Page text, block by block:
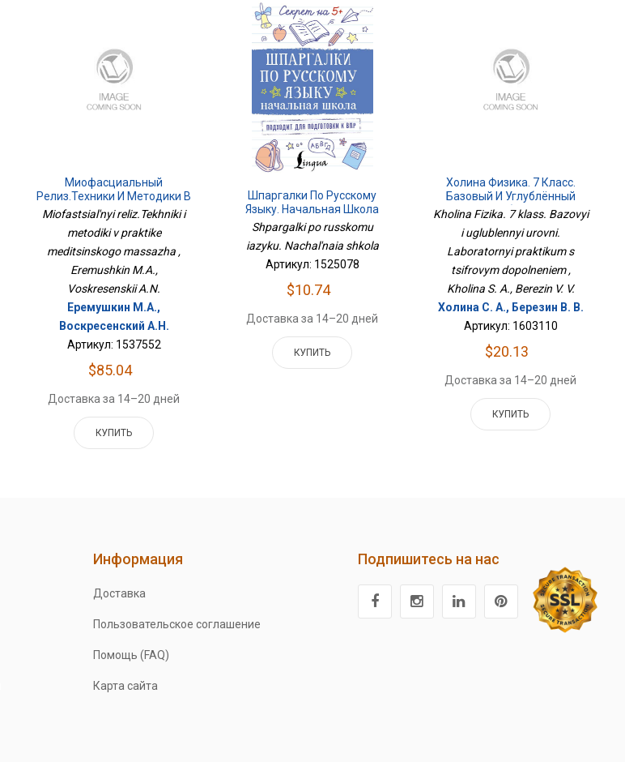
Миофасциальный
Релиз.Техники И Методики В
Практике Медицинского
Массажа
Miofastsial'nyi reliz.Tekhniki i
metodiki v praktike
meditsinskogo massazha ,
Eremushkin M.A.,
Voskresenskii A.N.
Еремушкин М.А.,
Воскресенский А.Н.
Артикул: 1537552
$85.04
Доставка за 14–20 дней
КУПИТЬ
Шпаргалки По Русскому
Языку. Начальная Школа
Shpargalki po russkomu
iazyku. Nachal'naia shkola
Артикул: 1525078
$10.74
Доставка за 14–20 дней
КУПИТЬ
Холина Физика. 7 Класс.
Базовый И Углублённый
Уровни. Лабораторный
Дополнением
Kholina Fizika. 7 klass. Bazovyi
i uglublennyi urovni.
Laboratornyi praktikum s
tsifrovym dopolneniem ,
Kholina S. A., Berezin V. V.
Холина С. А., Березин В. В.
Артикул: 1603110
$20.13
Доставка за 14–20 дней
КУПИТЬ
Информация
Доставка
Пользовательское соглашение
Помощь (FAQ)
Карта сайта
Подпишитесь на нас